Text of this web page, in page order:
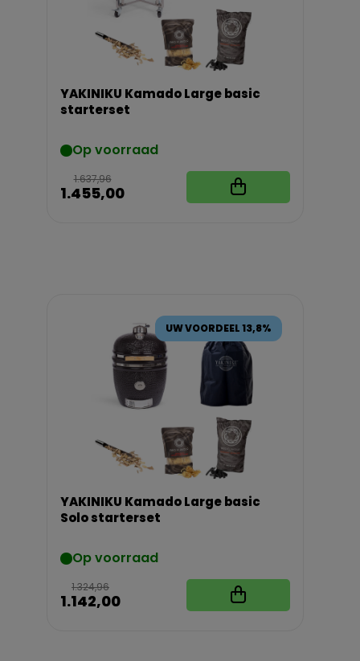
YAKINIKU Kamado Large basic
starterset
Op voorraad
1.637,96
1.455,00
UW VOORDEEL 13,8%
YAKINIKU Kamado Large basic
Solo starterset
Op voorraad
1.324,96
1.142,00